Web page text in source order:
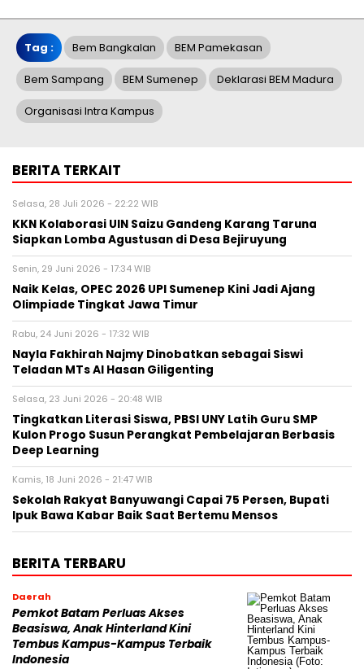
Tag : Bem Bangkalan BEM Pamekasan
Bem Sampang BEM Sumenep Deklarasi BEM Madura
Organisasi Intra Kampus
BERITA TERKAIT
Selasa, 28 Juli 2026 - 22:22 WIB
KKN Kolaborasi UIN Saizu Gandeng Karang Taruna
Siapkan Lomba Agustusan di Desa Bejiruyung
Senin, 29 Juni 2026 - 17:34 WIB
Naik Kelas, OPEC 2026 UPI Sumenep Kini Jadi Ajang
Olimpiade Tingkat Jawa Timur
Rabu, 24 Juni 2026 - 17:32 WIB
Nayla Fakhirah Najmy Dinobatkan sebagai Siswi
Teladan MTs Al Hasan Giligenting
Selasa, 23 Juni 2026 - 20:48 WIB
Tingkatkan Literasi Siswa, PBSI UNY Latih Guru SMP
Kulon Progo Susun Perangkat Pembelajaran Berbasis
Deep Learning
Kamis, 18 Juni 2026 - 21:47 WIB
Sekolah Rakyat Banyuwangi Capai 75 Persen, Bupati
Ipuk Bawa Kabar Baik Saat Bertemu Mensos
BERITA TERBARU
Daerah
Pemkot Batam Perluas Akses
Beasiswa, Anak Hinterland Kini
Tembus Kampus-Kampus Terbaik
Indonesia